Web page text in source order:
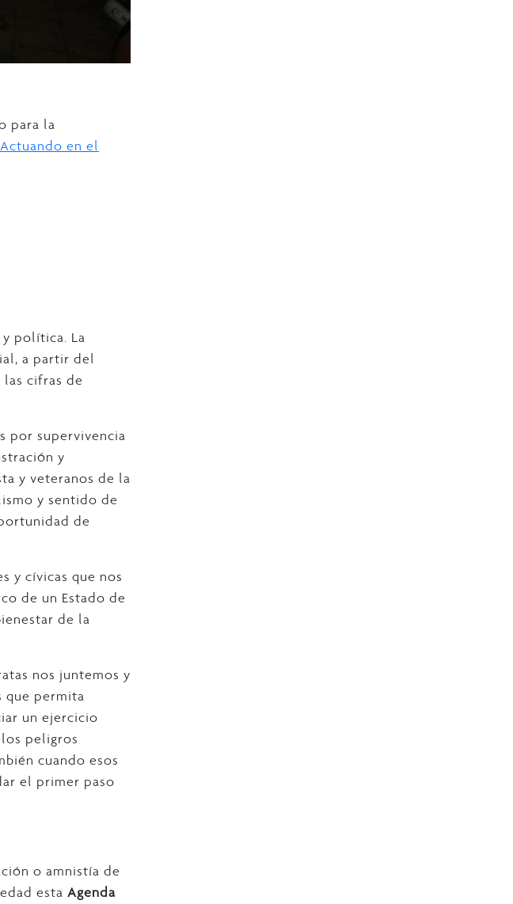
para la
en el
y política. La
a partir del
cifras de
por supervivencia
y
y veteranos de la
y sentido de
de
y cívicas que nos
de un Estado de
de la
nos juntemos y
que permita
un ejercicio
peligros
cuando esos
el primer paso
o amnistía de
esta Agenda